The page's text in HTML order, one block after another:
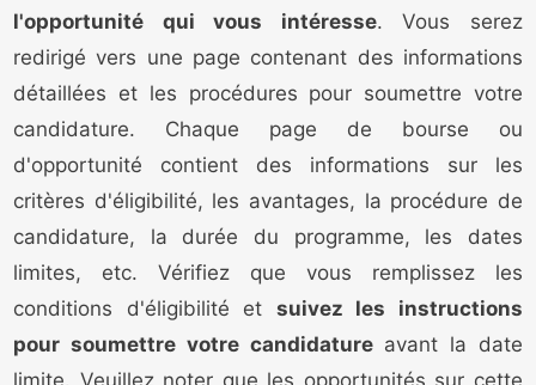
l'opportunité qui vous intéresse. Vous serez
redirigé vers une page contenant des informations
détaillées et les procédures pour soumettre votre
candidature. Chaque page de bourse ou
d'opportunité contient des informations sur les
critères d'éligibilité, les avantages, la procédure de
candidature, la durée du programme, les dates
limites, etc. Vérifiez que vous remplissez les
conditions d'éligibilité et suivez les instructions
pour soumettre votre candidatureavant la date